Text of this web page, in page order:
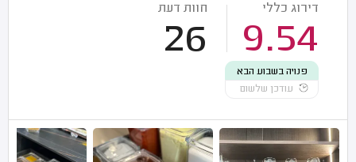
דירוג כללי
9.54
חוות דעת
26
פנויה בשבוע הבא
עודכן שלשום